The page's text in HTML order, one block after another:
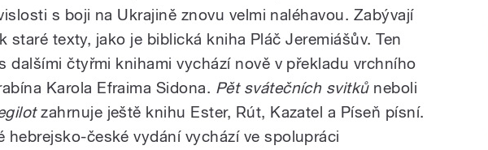
s boji na Ukrajině znovu velmi naléhavou. Zabývají
staré texty, jako je biblická kniha Pláč Jeremiášův. Ten
dalšími čtyřmi knihami vychází nově v překladu vrchního
Karola Efraima Sidona. Pět svátečních svitků neboli
zahrnuje ještě knihu Ester, Rút, Kazatel a Píseň písní.
hebrejsko-české vydání vychází ve spolupráci